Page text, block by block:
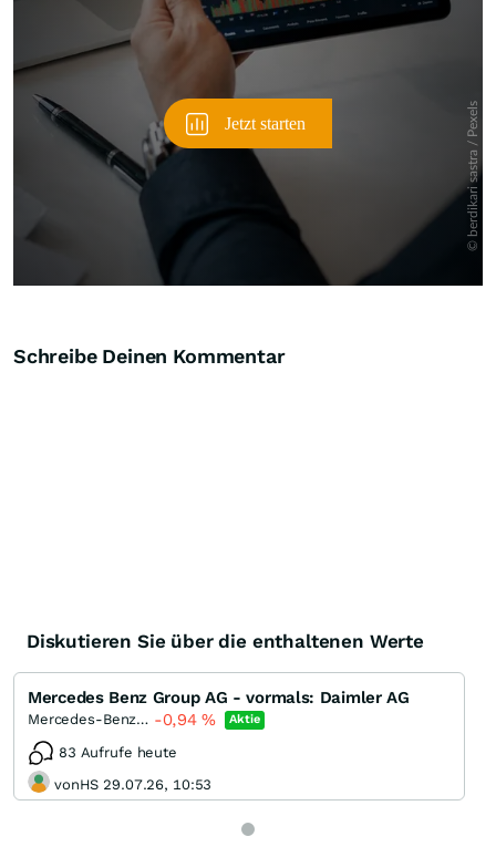
Schreibe Deinen Kommentar
Diskutieren Sie über die enthaltenen Werte
Mercedes Benz Group AG - vormals: Daimler AG
Mercedes-Benz Group -0,94% Aktie
83 Aufrufe heute
vonHS 29.07.26, 10:53